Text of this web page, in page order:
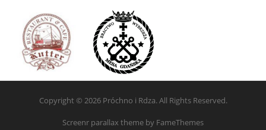
Copyright © 2026 Próchno i Rdza. All Rights Reserved.
Screenr parallax theme by FameThemes